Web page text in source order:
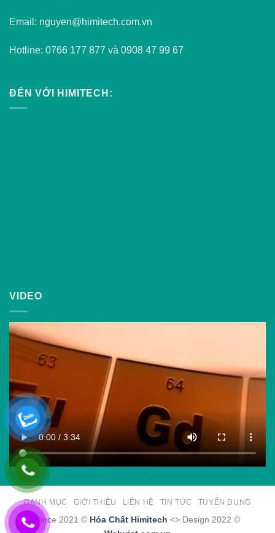
Email: nguyen@himitech.com.vn
Hotline: 0766 177 877 và 0908 47 99 67
ĐẾN VỚI HIMITECH:
VIDEO
DANH MỤC GIỚI THIỆU LIÊN HỆ TIN TỨC TUYỂN DỤNG
Since 2021 © Hóa Chất Himitech <> Design 2022 ©